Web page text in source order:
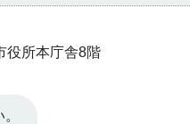
所本庁舎8階